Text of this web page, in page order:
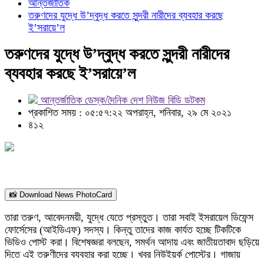
আন্তর্জাতিক
তরুণদের যুদ্ধে উ’দ্বুদ্ধ করতে সুন্দরী নারীদের ব্যবহার করছে
ই’সরায়ে’ল
তরুণদের যুদ্ধে উ’দ্বুদ্ধ করতে সুন্দরী নারীদের
ব্যবহার করছে ই’সরায়ে’ল
আন্তর্জাতিক ডেস্ক/দৈনিক দেশ নিউজ বিডি ডটকম
প্রকাশিত সময় : ০৫:৫৭:২২ অপরাহ্ন, শনিবার, ২৯ মে ২০২১
৪১২
📸 Download News PhotoCard
তারা তরুণ, আবেদনময়ী, যুদ্ধে যেতে প্রস্তুত। তারা সবাই ইসরায়েল ডিফেন্স
ফোর্সেসের (আইডিএফ) সদস্য। কিন্তু তাদের কাজ কার্যত হচ্ছে টিকটিকে
ভিডিও পোস্ট করা। বিশেষজ্ঞরা বলছেন, সমর্থন আদায় এবং জাতীয়তাবাদ ছড়িয়ে
দিতে এই তরুণীদের ব্যবহার করা হচ্ছে। খবর নিউইয়র্ক পোস্টের। গাজায়